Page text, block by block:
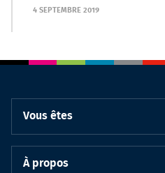
4 SEPTEMBRE 2019
Vous êtes
À propos